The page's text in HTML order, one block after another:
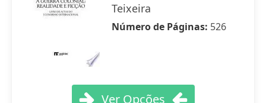
Teixeira
Número de Páginas: 526
Ver Opções